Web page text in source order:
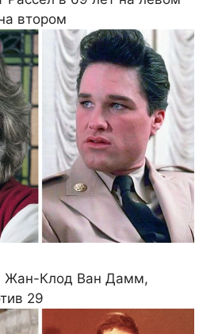
втором
Жан-Клод Ван Дамм,
29